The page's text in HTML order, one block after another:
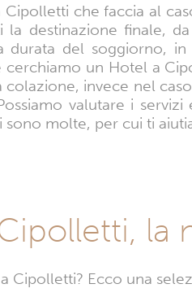
che faccia al
la destinazione finale,
durata del soggiorno,
cerchiamo un Hotel a
colazione, invece nel
valutare i
molte, per cui ti
la
Cipolletti? Ecco una